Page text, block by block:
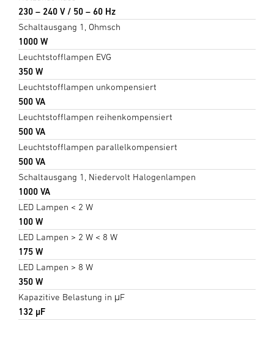
230 – 240 V / 50 – 60 Hz
Schaltausgang 1, Ohmsch
1000 W
Leuchtstofflampen EVG
350 W
Leuchtstofflampen unkompensiert
500 VA
Leuchtstofflampen reihenkompensiert
500 VA
Leuchtstofflampen parallelkompensiert
500 VA
Schaltausgang 1, Niedervolt Halogenlampen
1000 VA
LED Lampen < 2 W
100 W
LED Lampen > 2 W < 8 W
175 W
LED Lampen > 8 W
350 W
Kapazitive Belastung in μF
132 µF